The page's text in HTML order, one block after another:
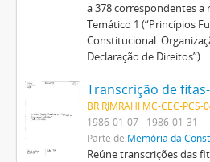
a 378 correspondentes a
Temático 1 (“Princípios
Constitucional.
Declaração de Direitos”).
Transcrição de
BR RJMRAHI MC-CEC-PCS-
1986-01-07 - 1986-01-31
Parte de Memória da
Reúne transcrições das